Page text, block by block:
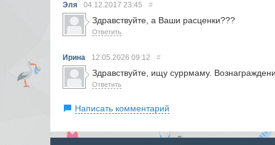
Эля 04.12.2017 23:45 #
Здравствуйте, а Ваши расценки???
Ответить
Ирина 12.05.2026 09:12 #
Здравствуйте, ищу суррмаму.
Ответить
Написать комментарий